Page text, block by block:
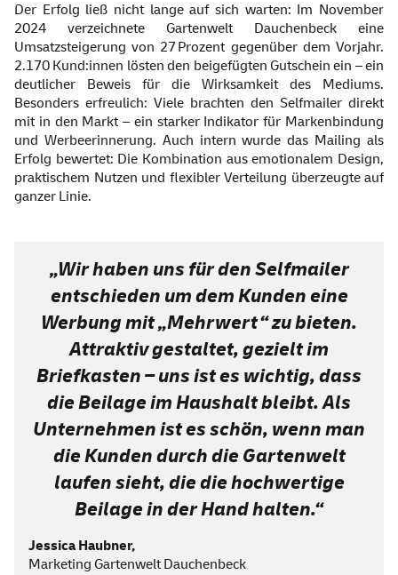
Der Erfolg ließ nicht lange auf sich warten: Im November
2024 verzeichnete Gartenwelt Dauchenbeck eine
Umsatzsteigerung von 27 Prozent gegenüber dem Vorjahr.
2.170 Kund:innen lösten den beigefügten Gutschein ein – ein
deutlicher Beweis für die Wirksamkeit des Mediums.
Besonders erfreulich: Viele brachten den Selfmailer direkt
mit in den Markt – ein starker Indikator für Markenbindung
und Werbeerinnerung. Auch intern wurde das Mailing als
Erfolg bewertet: Die Kombination aus emotionalem Design,
praktischem Nutzen und flexibler Verteilung überzeugte auf
ganzer Linie.
„Wir haben uns für den Selfmailer
entschieden um dem Kunden eine
Werbung mit „Mehrwert“ zu bieten.
Attraktiv gestaltet, gezielt im
Briefkasten – uns ist es wichtig, dass
die Beilage im Haushalt bleibt. Als
Unternehmen ist es schön, wenn man
die Kunden durch die Gartenwelt
laufen sieht, die die hochwertige
Beilage in der Hand halten.“
Jessica Haubner,
Marketing Gartenwelt Dauchenbeck